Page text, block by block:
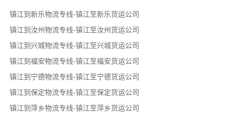
镇江到新乐物流专线-镇江至新乐货运公司
镇江到汝州物流专线-镇江至汝州货运公司
镇江到兴城物流专线-镇江至兴城货运公司
镇江到福安物流专线-镇江至福安货运公司
镇江到宁德物流专线-镇江至宁德货运公司
镇江到保定物流专线-镇江至保定货运公司
镇江到萍乡物流专线-镇江至萍乡货运公司